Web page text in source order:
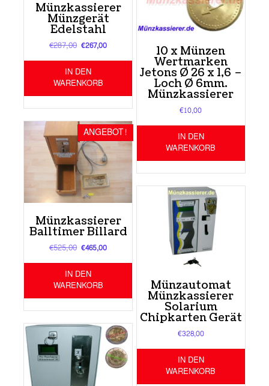
Münzkassierer
Münzgerät
Edelstahl
€287,00 Ursprünglicher
war:
€287,00
€267,00Aktueller
IN DEN
WARENKORB
10 x Münzen
Wertmarken
Jetons Ø 26 x 1,6 –
Loch Ø 6mm.
Münzkassierer
€10,00
IN DEN
WARENKORB
ANGEBOT!
Münzkassierer
Balltimer Billard
€525,00 Ursprünglicher
war:
€525,00
€465,00Aktueller
IN DEN
WARENKORB Münzautomat
Münzkassierer
Solarium
Chipkarten Gerät
€328,00
IN DEN
WARENKORB